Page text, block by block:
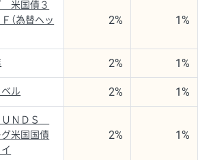
米国債３
（為替ヘッ
2% 1%
2% 1%
ル 2% 1%
ＮＤＳ
米国国債
2% 1%